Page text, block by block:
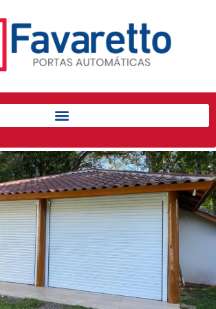
Início
Produtos
Porta de Enrolar Automática
Automatizadores
Acessórios Para Portas de
Enrolar
Pintura eletrostática
Portfólio
Contato